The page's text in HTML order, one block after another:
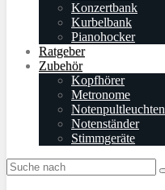
Konzertbank
Kurbelbank
Pianohocker
Ratgeber
Zubehör
Kopfhörer
Metronome
Notenpultleuchten
Notenständer
Stimmgeräte